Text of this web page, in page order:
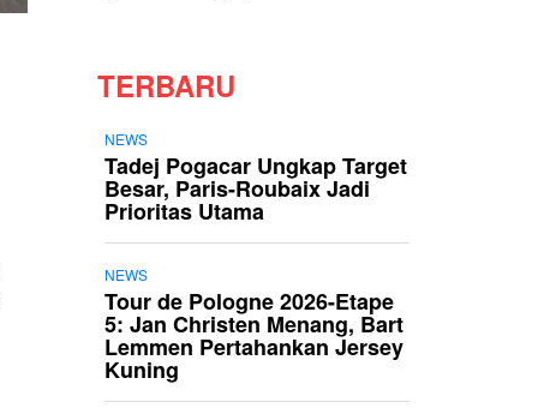
TERBARU
NEWS
Tadej Pogacar Ungkap Target
Besar, Paris-Roubaix Jadi
Prioritas Utama
NEWS
Tour de Pologne 2026-Etape
5: Jan Christen Menang, Bart
Lemmen Pertahankan Jersey
Kuning